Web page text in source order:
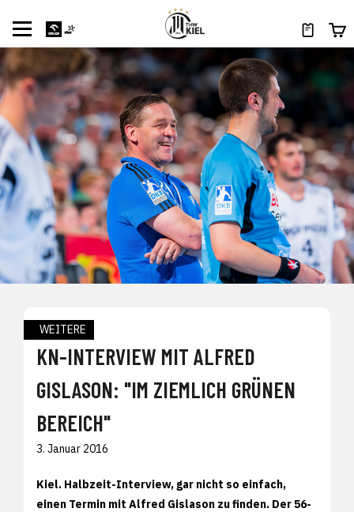
WEITERE
KN-INTERVIEW MIT ALFRED
GISLASON: "IM ZIEMLICH GRÜNEN
BEREICH"
3. Januar 2016
Kiel. Halbzeit-Interview, gar nicht so einfach,
einen Termin mit Alfred Gislason zu finden. Der 56-